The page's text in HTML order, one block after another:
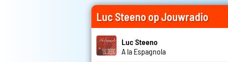
Luc Steeno op Jouwradio
Luc Steeno
A la Espagnola